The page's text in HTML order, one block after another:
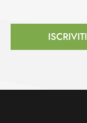
ISCRIVITI